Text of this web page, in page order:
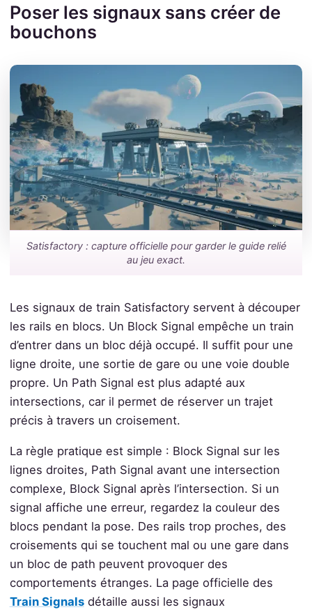
Poser les signaux sans créer de
bouchons
Satisfactory : capture officielle pour garder le guide relié
au jeu exact.
Les signaux de train Satisfactory servent à découper
les rails en blocs. Un Block Signal empêche un train
d’entrer dans un bloc déjà occupé. Il suffit pour une
ligne droite, une sortie de gare ou une voie double
propre. Un Path Signal est plus adapté aux
intersections, car il permet de réserver un trajet
précis à travers un croisement.
La règle pratique est simple : Block Signal sur les
lignes droites, Path Signal avant une intersection
complexe, Block Signal après l’intersection. Si un
signal affiche une erreur, regardez la couleur des
blocs pendant la pose. Des rails trop proches, des
croisements qui se touchent mal ou une gare dans
un bloc de path peuvent provoquer des
comportements étranges. La page officielle des
Train Signalsdétaille aussi les signaux